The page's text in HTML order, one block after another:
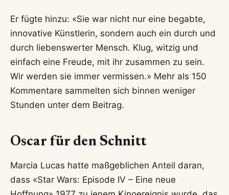
Er fügte hinzu: «Sie war nicht nur eine begabte,
innovative Künstlerin, sondern auch ein durch und
durch liebenswerter Mensch. Klug, witzig und
einfach eine Freude, mit ihr zusammen zu sein.
Wir werden sie immer vermissen.» Mehr als 150
Kommentare sammelten sich binnen weniger
Stunden unter dem Beitrag.
Oscar für den Schnitt
Marcia Lucas hatte maßgeblichen Anteil daran,
dass «Star Wars: Episode IV – Eine neue